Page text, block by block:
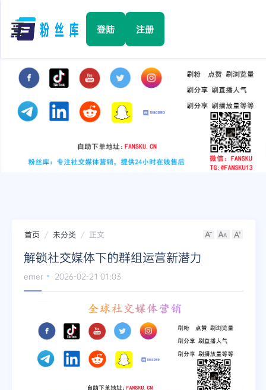
☰ 登陆 注册
Facebook
TikTok
YouTube
Twitter
Telegram
更多
首页 未分类 正文
解锁社交媒体下的群组运营新潜力
emer 2026-02-21 01:03